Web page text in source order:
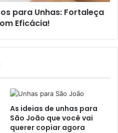
para Unhas: Fortaleça
Eficácia!
As ideias de unhas para
São João que você vai
querer copiar agora